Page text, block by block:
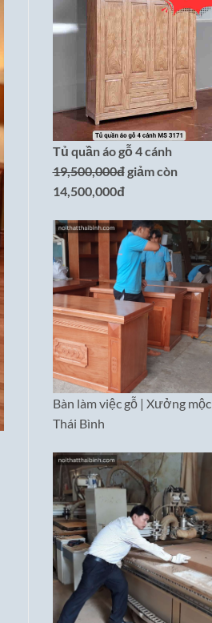
Tủ quần áo gỗ 4 cánh
19,500,000đgiảm còn
14,500,000đ
Bàn làm việc gỗ | Xưởng mộc
Thái Bình